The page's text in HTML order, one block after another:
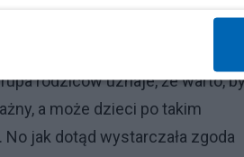
rodziców uznaje, że warto,
a może dzieci po takim
jak dotąd wystarczała zgoda